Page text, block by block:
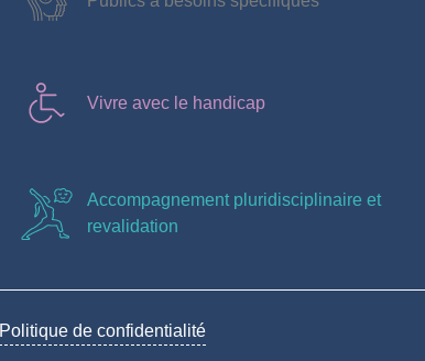
Vivre avec le handicap
Accompagnement pluridisciplinaire et
revalidation
Politique de confidentialité